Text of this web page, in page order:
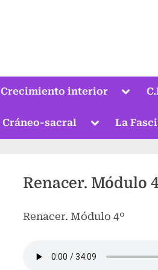
Crecimiento interior
Cráneo-sacral
Alternar
La
Renacer. Módulo
Renacer. Módulo 4º